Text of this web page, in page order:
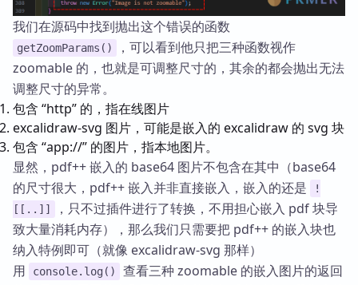
我们在源码中找到抛出这个错误的函数
getZoomParams()
，可以看到他只把三种函数视作
zoomable 的，也就是可调整尺寸的，其余的都会抛出无法
调整尺寸的异常。
包含 “http” 的，指在线图片
excalidraw-svg 图片，可能是嵌入的 excalidraw 的 svg 块
包含 “app://” 的图片，指本地图片。
显然，pdf++ 嵌入的 base64 图片不包含在其中（base64
的尺寸很大，pdf++ 嵌入并非直接嵌入，嵌入的还是
!
[[..]]
，只不过插件进行了转换，不用担心嵌入 pdf 块导
致大量消耗内存），那么我们只需要把 pdf++ 的嵌入块也
纳入特例即可（就像 excalidraw-svg 那样）
用
console.log()
查看三种 zoomable 的嵌入图片的返回